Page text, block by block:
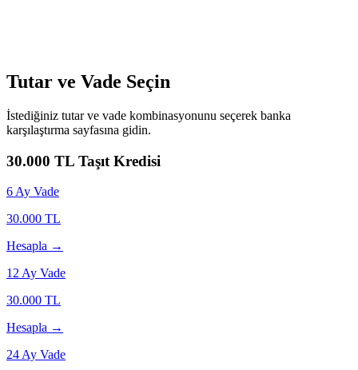
Tutar ve Vade Seçin
İstediğiniz tutar ve vade kombinasyonunu seçerek banka
karşılaştırma sayfasına gidin.
30.000 TL Taşıt Kredisi
6 Ay Vade
30.000 TL
Hesapla →
12 Ay Vade
30.000 TL
Hesapla →
24 Ay Vade